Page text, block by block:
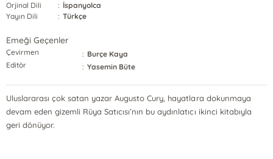
Orjinal Dili
: İspanyolca
Yayın Dili
: Türkçe
Emeği Geçenler
Çevirmen : Burçe Kaya
Editör
: Yasemin Büte
Uluslararası çok satan yazar Augusto Cury, hayatlara dokunmaya
devam eden gizemli Rüya Satıcısı’nın bu aydınlatıcı ikinci kitabıyla
geri dönüyor.